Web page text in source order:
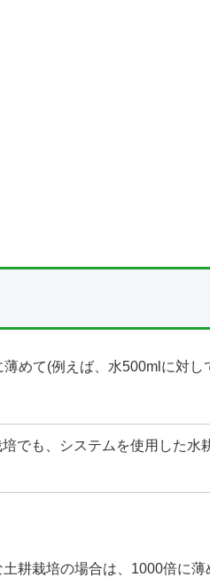
めて(例えば、水500mlに対し
でも、システムを使用した水
土耕栽培の場合は、1000倍に